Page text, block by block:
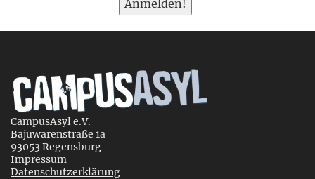
CampusAsyl e.V.
Bajuwarenstraße 1a
93053 Regensburg
Impressum
Datenschutzerklärung